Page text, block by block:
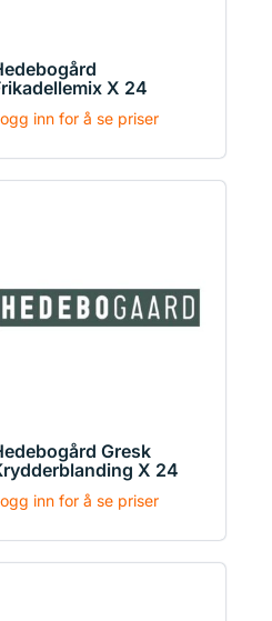
X 24
inn for å se priser
Gresk
X 24
inn for å se priser